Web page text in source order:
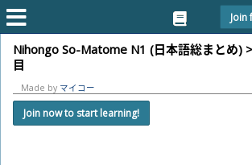
Join
Nihongo So-Matome N1 (日本語総まとめ) >
目
Made by マイコー
Join now to start learning!